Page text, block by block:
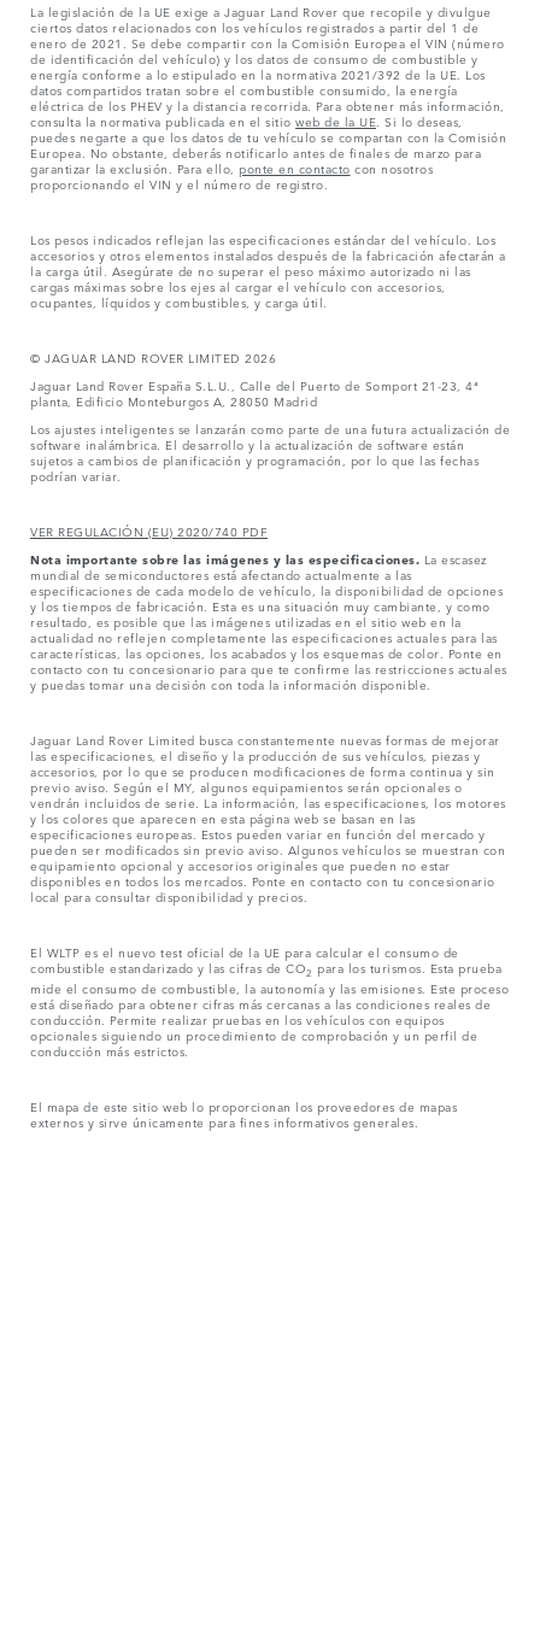
La legislación de la UE exige a Jaguar Land Rover que recopile y divulgue
ciertos datos relacionados con los vehículos registrados a partir del 1 de
enero de 2021. Se debe compartir con la Comisión Europea el VIN (número
de identificación del vehículo) y los datos de consumo de combustible y
energía conforme a lo estipulado en la normativa 2021/392 de la UE. Los
datos compartidos tratan sobre el combustible consumido, la energía
eléctrica de los PHEV y la distancia recorrida. Para obtener más información,
consulta la normativa publicada en el sitio web de la UE . Si lo deseas,
puedes negarte a que los datos de tu vehículo se compartan con la Comisión
Europea. No obstante, deberás notificarlo antes de finales de marzo para
garantizar la exclusión. Para ello, ponte en contacto con nosotros
proporcionando el VIN y el número de registro.
Los pesos indicados reflejan las especificaciones estándar del vehículo. Los
accesorios y otros elementos instalados después de la fabricación afectarán a
la carga útil. Asegúrate de no superar el peso máximo autorizado ni las
cargas máximas sobre los ejes al cargar el vehículo con accesorios,
ocupantes, líquidos y combustibles, y carga útil.
© JAGUAR LAND ROVER LIMITED 2026
Jaguar Land Rover España S.L.U., Calle del Puerto de Somport 21-23, 4ª
planta, Edificio Monteburgos A, 28050 Madrid
Los ajustes inteligentes se lanzarán como parte de una futura actualización de
software inalámbrica. El desarrollo y la actualización de software están
sujetos a cambios de planificación y programación, por lo que las fechas
podrían variar.
VER REGULACIÓN (EU) 2020/740 PDF
Nota importante sobre las imágenes y las especificaciones. La escasez
mundial de semiconductores está afectando actualmente a las
especificaciones de cada modelo de vehículo, la disponibilidad de opciones
y los tiempos de fabricación. Esta es una situación muy cambiante, y como
resultado, es posible que las imágenes utilizadas en el sitio web en la
actualidad no reflejen completamente las especificaciones actuales para las
características, las opciones, los acabados y los esquemas de color. Ponte en
contacto con tu concesionario para que te confirme las restricciones actuales
y puedas tomar una decisión con toda la información disponible.
Jaguar Land Rover Limited busca constantemente nuevas formas de mejorar
las especificaciones, el diseño y la producción de sus vehículos, piezas y
accesorios, por lo que se producen modificaciones de forma continua y sin
previo aviso. Según el MY, algunos equipamientos serán opcionales o
vendrán incluidos de serie. La información, las especificaciones, los motores
y los colores que aparecen en esta página web se basan en las
especificaciones europeas. Estos pueden variar en función del mercado y
pueden ser modificados sin previo aviso. Algunos vehículos se muestran con
equipamiento opcional y accesorios originales que pueden no estar
disponibles en todos los mercados. Ponte en contacto con tu concesionario
local para consultar disponibilidad y precios.
El WLTP es el nuevo test oficial de la UE para calcular el consumo de
combustible estandarizado y las cifras de CO2 para los turismos. Esta prueba
mide el consumo de combustible, la autonomía y las emisiones. Este proceso
está diseñado para obtener cifras más cercanas a las condiciones reales de
conducción. Permite realizar pruebas en los vehículos con equipos
opcionales siguiendo un procedimiento de comprobación y un perfil de
conducción más estrictos.
El mapa de este sitio web lo proporcionan los proveedores de mapas
externos y sirve únicamente para fines informativos generales.